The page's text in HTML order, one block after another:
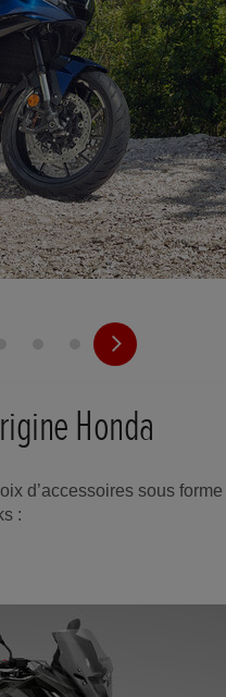
Honda
d’accessoires sous forme
: